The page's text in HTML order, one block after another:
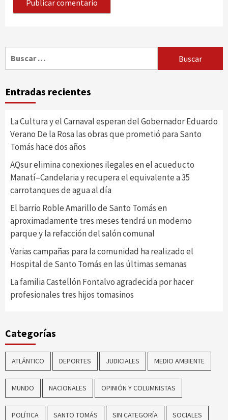
Entradas recientes
La Cultura y el Carnaval esperan del Gobernador Eduardo
Verano De la Rosa las obras que prometió para Santo
Tomás hace dos años
AQsur elimina conexiones ilegales en el acueducto
Manatí–Candelaria y recupera el equivalente a 35
carrotanques de agua al día
El barrio Roble Amarillo de Santo Tomás en
aproximadamente tres meses tendrá un moderno
parque y la refacción del salón comunal
Varias campañas para la comunidad ha realizado el
Hospital de Santo Tomás en las últimas semanas
La familia Castellón Fontalvo agradecida por hacer
profesionales tres hijos tomasinos
Categorías
ATLÁNTICO DEPORTES JUDICIALES MEDIO AMBIENTE
MUNDO NACIONALES OPINIÓN Y COLUMNISTAS
POLÍTICA SANTO TOMÁS SIN CATEGORÍA SOCIALES